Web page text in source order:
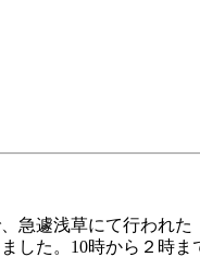
急遽浅草にて行われ
した。10時から２時